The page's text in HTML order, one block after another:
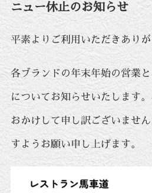
ニュー休止のお知らせ
平素よりご利用いただきありが
各ブランドの年末年始の営業
についてお知らせいたします
おかけして申し訳ございませ
すようお願い申し上げます。